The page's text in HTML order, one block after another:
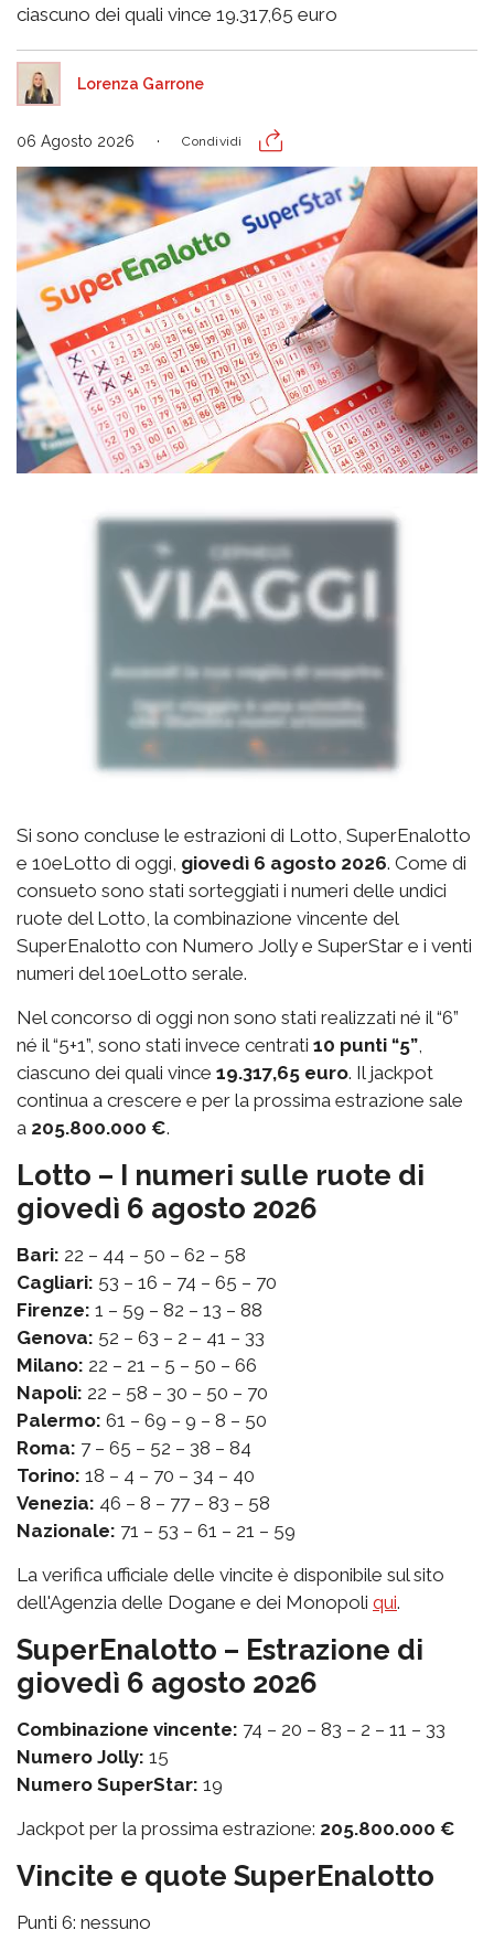
ciascuno dei quali vince 19.317,65 euro
Lorenza Garrone
06 Agosto 2026 Condividi
Si sono concluse le estrazioni di Lotto, SuperEnalotto
e 10eLotto di oggi, giovedì 6 agosto 2026. Come di
consueto sono stati sorteggiati i numeri delle undici
ruote del Lotto, la combinazione vincente del
SuperEnalotto con Numero Jolly e SuperStar e i venti
numeri del 10eLotto serale.
Nel concorso di oggi non sono stati realizzati né il “6”
né il “5+1”, sono stati invece centrati 10 punti “5”,
ciascuno dei quali vince 19.317,65 euro. Il jackpot
continua a crescere e per la prossima estrazione sale
a 205.800.000 €.
Lotto – I numeri sulle ruote di
giovedì 6 agosto 2026
Bari: 22 – 44 – 50 – 62 – 58
Cagliari: 53 – 16 – 74 – 65 – 70
Firenze: 1 – 59 – 82 – 13 – 88
Genova: 52 – 63 – 2 – 41 – 33
Milano: 22 – 21 – 5 – 50 – 66
Napoli: 22 – 58 – 30 – 50 – 70
Palermo: 61 – 69 – 9 – 8 – 50
Roma: 7 – 65 – 52 – 38 – 84
Torino: 18 – 4 – 70 – 34 – 40
Venezia: 46 – 8 – 77 – 83 – 58
Nazionale: 71 – 53 – 61 – 21 – 59
La verifica ufficiale delle vincite è disponibile sul sito
dell'Agenzia delle Dogane e dei Monopoli qui.
SuperEnalotto – Estrazione di
giovedì 6 agosto 2026
Combinazione vincente: 74 – 20 – 83 – 2 – 11 – 33
Numero Jolly: 15
Numero SuperStar: 19
Jackpot per la prossima estrazione: 205.800.000 €
Vincite e quote SuperEnalotto
Punti 6: nessuno